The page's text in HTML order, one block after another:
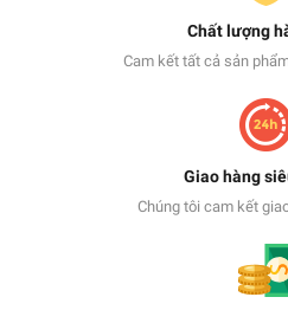
Chất lượng
Cam kết tất cả sản
Giao hàng
Chúng tôi cam kết